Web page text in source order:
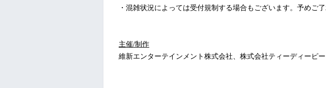
・混雑状況によっては受付規制する場合もございます。予めご了
主催/制作
維新エンターテインメント株式会社、株式会社ティーディーピー